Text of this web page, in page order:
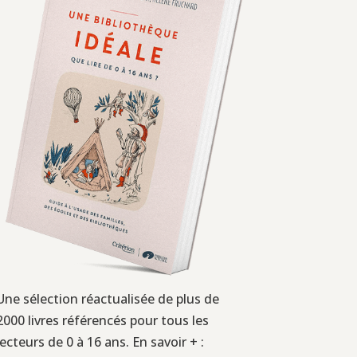
sélection réactualisée de plus de
livres référencés pour tous les
de 0 à 16 ans. En savoir + :